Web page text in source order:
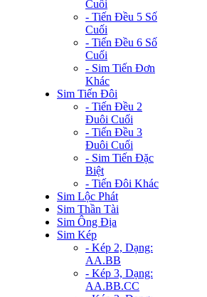
Cuối
- Tiến Đều 5 Số
Cuối
- Tiến Đều 6 Số
Cuối
- Sim Tiến Đơn
Khác
Sim Tiến Đôi
- Tiến Đều 2
Đuôi Cuối
- Tiến Đều 3
Đuôi Cuối
- Sim Tiến Đặc
Biệt
- Tiến Đôi Khác
Sim Lộc Phát
Sim Thần Tài
Sim Ông Địa
Sim Kép
- Kép 2, Dạng:
AA.BB
- Kép 3, Dạng:
AA.BB.CC